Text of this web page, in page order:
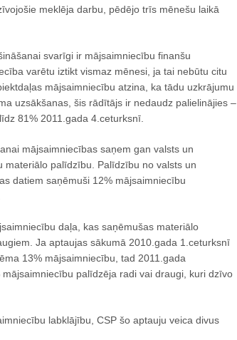
meklēja darbu, pēdējo trīs mēnešu laikā
svarīgi ir mājsaimniecību finanšu
varētu iztikt vismaz mēnesi, ja tai nebūtu citu
mājsaimniecību atzina, ka tādu uzkrājumu
uzsākšanas, šis rādītājs ir nedaudz palielinājies –
81% 2011.gada 4.ceturksnī.
mājsaimniecības saņem gan valsts un
materiālo palīdzību. Palīdzību no valsts un
datiem saņēmuši 12% mājsaimniecību
daļa, kas saņēmušas materiālo
Ja aptaujas sākumā 2010.gada 1.ceturksnī
13% mājsaimniecību, tad 2011.gada
palīdzēja radi vai draugi, kuri dzīvo
labklājību, CSP šo aptauju veica divus